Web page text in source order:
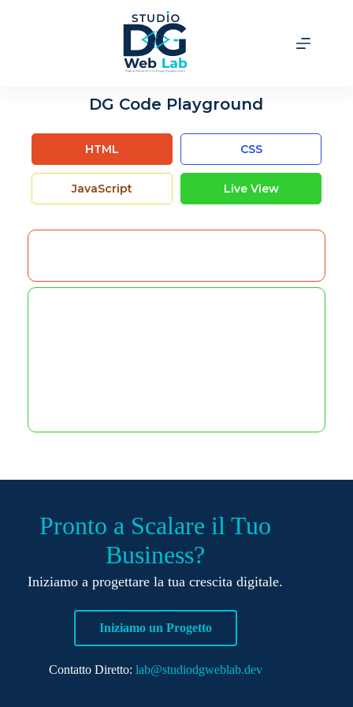
DG Code Playground
HTML CSS
JavaScript Live View
Pronto a Scalare il Tuo
Business?
Iniziamo a progettare la tua crescita digitale.
Iniziamo un Progetto
Contatto Diretto: lab@studiodgweblab.dev